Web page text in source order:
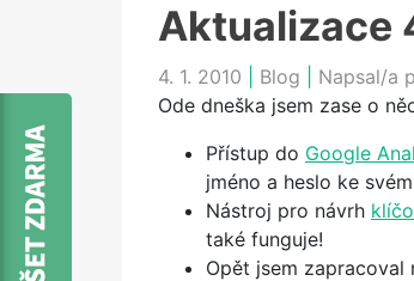
Aktualizace
4. 1. 2010 Blog Napsal/a
Ode dneška jsem zase o
Přístup do Google
jméno a heslo ke
Nástroj pro návrh
také funguje!
Opět jsem zapracoval